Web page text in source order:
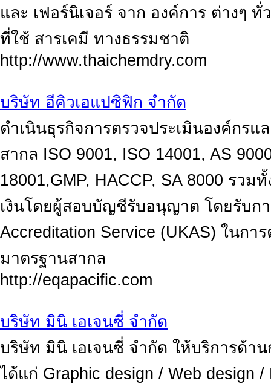
และ เฟอร์นิเจอร์ จาก องค์การ ต่างๆ
ที่ใช้ สารเคมี ทางธรรมชาติ
http://www.thaichemdry.com
บริษัท อีคิวเอแปซิฟิก จำกัด
ดำเนินธุรกิจการตรวจประเมินองค์กร
สากล ISO 9001, ISO 14001, AS
18001,GMP, HACCP, SA 8000 รวม
เงินโดยผู้สอบบัญชีรับอนุญาต โดยรับกา
Accreditation Service (UKAS) ในกา
มาตรฐานสากล
http://eqapacific.com
บริษัท มินิ เอเจนซี่ จำกัด
บริษัท มินิ เอเจนซี่ จำกัด ให้บริการด้
ได้แก่ Graphic design / Web design /